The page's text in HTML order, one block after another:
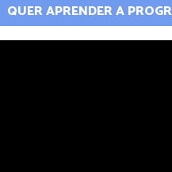
QUER APRENDER A